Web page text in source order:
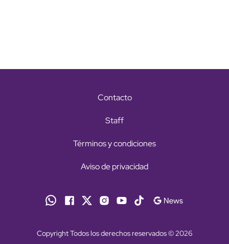
Contacto
Staff
Términos y condiciones
Aviso de privacidad
Copyright Todos los derechos reservados © 2026